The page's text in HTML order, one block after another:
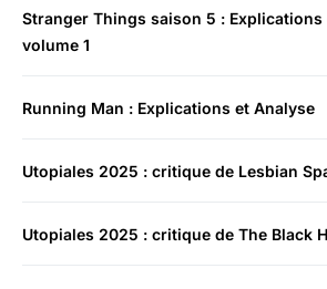
Stranger Things saison 5 :
volume 1
Running Man : Explications et Analyse
Utopiales 2025 : critique de Lesbian
Utopiales 2025 : critique de The Black